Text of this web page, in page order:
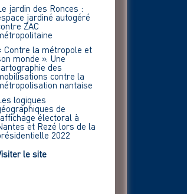
jardin des Ronces :
jardiné autogéré
ZAC
Contre la métropole et
monde ». Une
des
contre la
nantaise
logiques
de
électoral à
et Rezé lors de la
2022
le site